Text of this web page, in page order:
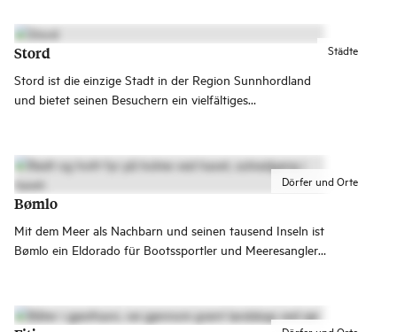
Städte
Stord
Stord ist die einzige Stadt in der Region Sunnhordland
und bietet seinen Besuchern ein vielfältiges
Dörfer und Orte
Bømlo
Mit dem Meer als Nachbarn und seinen tausend Inseln ist
Bømlo ein Eldorado für Bootssportler und Meeresangler.
Goldgruben von Lykling.